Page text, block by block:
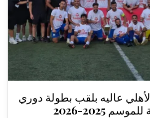
عاليه بلقب بطولة دوري
2025-2026